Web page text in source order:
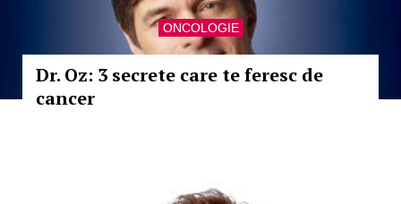
ONCOLOGIE
Dr. Oz: 3 secrete care te feresc de
cancer